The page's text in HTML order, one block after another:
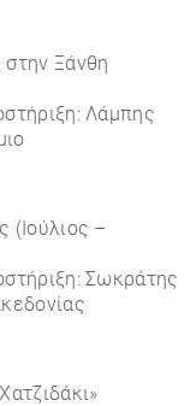
Ξάνθη
Λάμπης
(Ιούλιος –
Σωκράτης